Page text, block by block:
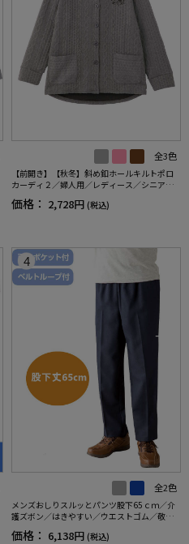
全3色
【前開き】【秋冬】斜め釦ホールキルトポロ
カーディ２／婦人用／レディース／シニア／
高齢者／おしゃれ／ギフト／プレゼント【C
F】
価格： 2,728円 (税込)
4
全2色
メンズおしりスルッとパンツ股下65ｃｍ／介
護ズボン／はきやすい／ウエストゴム／敬老
の日／ギフト／プレゼント【CF】
価格： 6,138円 (税込)